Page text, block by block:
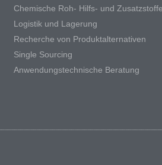
Chemische Roh- Hilfs- und Zusatzstoffe
Logistik und Lagerung
Recherche von Produktalternativen
Single Sourcing
Anwendungstechnische Beratung